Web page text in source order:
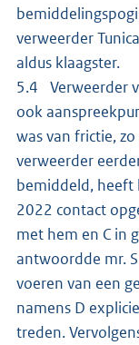
verweerder
aldus klaagster.
5.4 Verweerder
ook
was van frictie,
verweerder
bemiddeld, heeft
2022 contact
met hem en C in
antwoordde mr.
voeren van een
namens D
treden.